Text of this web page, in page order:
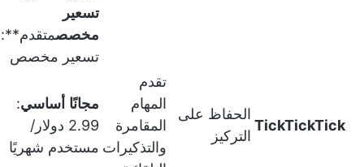
تسعير
مخصصمتقدم**:
تسعير مخصص
TickTickTick
الحفاظ على
التركيز
تقدم
المهام
المقامرة
والتذكيرات
مجانًا أساسي:
2.99 دولار/
مستخدم شهريًا